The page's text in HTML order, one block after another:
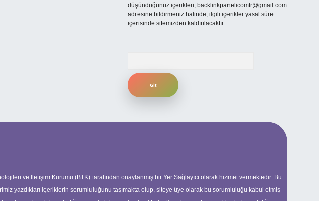
düşündüğünüz içerikleri, backlinkpanelicomtr@gmail.com
adresine bildirmeniz halinde, ilgili içerikler yasal süre
içerisinde sitemizden kaldırılacaktır.
ve İletişim Kurumu (BTK) tarafından onaylanmış bir Yer Sağlayıcı olarak hizmet vermektedir. Bu
yazdıkları içeriklerin sorumluluğunu taşımakta olup, siteye üye olarak bu sorumluluğu kabul etmiş